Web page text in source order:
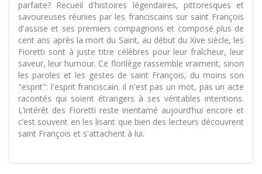
parfaite? Recueil d'histoires légendaires, pittoresques et
savoureuses réunies par les franciscains sur saint François
d'assise et ses premiers compagnons et composé plus de
cent ans après la mort du Saint, au début du Xive siècle, les
Fioretti sont à juste titre célèbres pour leur fraîcheur, leur
saveur, leur humour. Ce florilège rassemble vraiment, sinon
les paroles et les gestes de saint François, du moins son
"esprit": l'esprit franciscain. il n'est pas un mot, pas un acte
racontés qui soient étrangers à ses véritables intentions.
L’intérêt des Fioretti reste inentamé aujourd’hui encore et
c’est souvent en les lisant que bien des lecteurs découvrent
saint François et s'attachent à lui.